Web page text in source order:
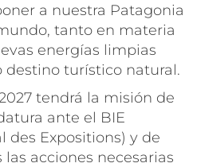
a nuestra Patagonia
tanto en materia
energías limpias
turístico natural.
tendrá la misión de
ante el BIE
des Expositions) y de
acciones necesarias